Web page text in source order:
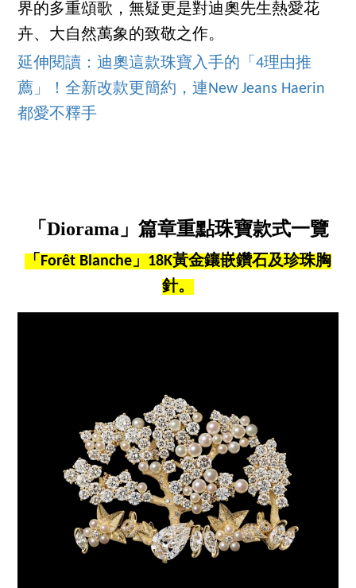
界的多重頌歌，無疑更是對迪奧先生熱愛花
卉、大自然萬象的致敬之作。
延伸閱讀：迪奧這款珠寶入手的「4理由推
薦」！全新改款更簡約，連New Jeans Haerin
都愛不釋手
「Diorama」篇章重點珠寶款式一覽
「Forêt Blanche」18K黃金鑲嵌鑽石及珍珠胸
針。